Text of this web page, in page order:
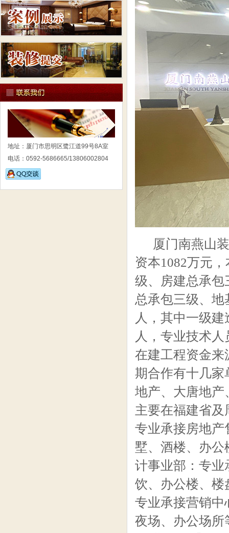
地址：厦门市思明区鹭江道99号8A室
电话：0592-5686665/13806002804
厦门南燕山
资本1082万元
级、房建总承包
总承包三级、
人，其中一级
人，专业技术
在建工程资金来
期合作有十几家
地产、大唐地产
主要在福建省
专业承接房地产
墅、酒楼、办公
计事业部：专业
饮、办公楼、楼
专业承接营销中
夜场、办公场所